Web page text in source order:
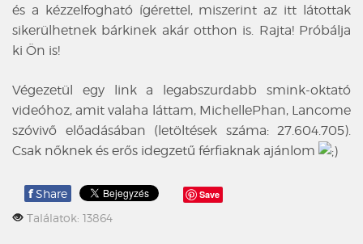
és a kézzelfogható ígérettel, miszerint az itt látottak
sikerülhetnek bárkinek akár otthon is. Rajta! Próbálja
ki Ön is!
Végezetül egy link a legabszurdabb smink-oktató
videóhoz, amit valaha láttam, MichellePhan, Lancome
szóvivő előadásában (letöltések száma: 27.604.705).
Csak nőknek és erős idegzetű férfiaknak ajánlom
f Share Save
Találatok: 13864